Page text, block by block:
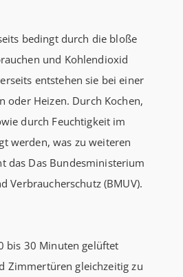
bedingt durch die bloße
und Kohlendioxid
entstehen sie bei einer
oder Heizen. Durch Kochen,
durch Feuchtigkeit im
werden, was zu weiteren
das Das Bundesministerium
Verbraucherschutz (BMUV).
bis 30 Minuten gelüftet
Zimmertüren gleichzeitig zu